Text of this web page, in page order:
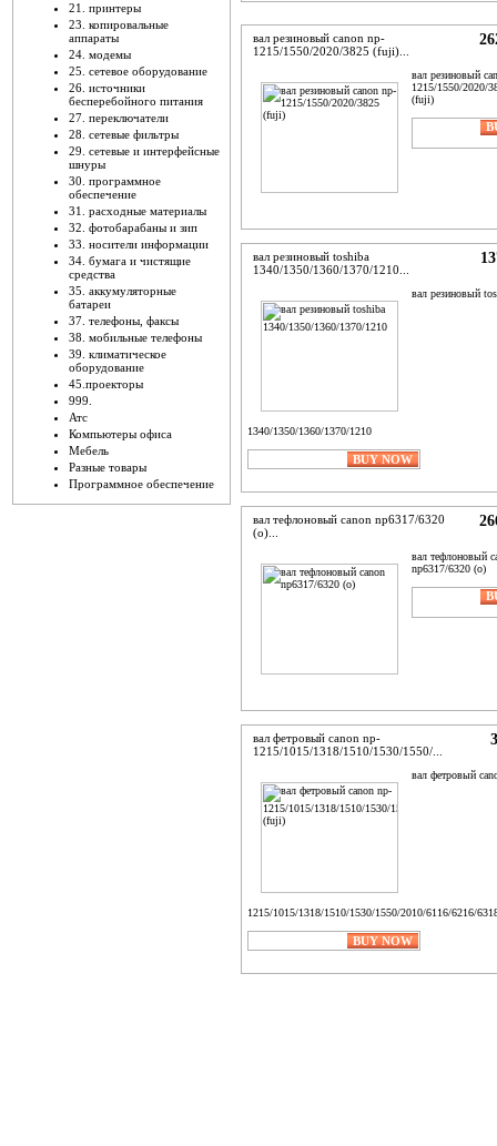
21. принтеры
23. копировальные
аппараты
24. модемы
25. сетевое оборудование
26. источники
бесперебойного питания
27. переключатели
28. сетевые фильтры
29. сетевые и интерфейсные
шнуры
30. программное
обеспечение
31. расходные материалы
32. фотобарабаны и зип
33. носители информации
34. бумага и чистящие
средства
35. аккумуляторные
батареи
37. телефоны, факсы
38. мобильные телефоны
39. климатическое
оборудование
45.проекторы
999.
Атс
Компьютеры офиса
Мебель
Разные товары
Программное обеспечение
вал резиновый canon np-
1215/1550/2020/3825 (fuji)...
вал резиновый
1215/1550/2020/
(fuji)
вал резиновый toshiba
1340/1350/1360/1370/1210...
вал резиновый
1340/1350/1360/1370/1210
BUY NOW
вал тефлоновый canon np6317/6320
(о)...
вал тефлоновый
np6317/6320 (о)
вал фетровый canon np-
1215/1015/1318/1510/1530/1550/...
вал фетровый
1215/1015/1318/1510/1530/1550/2010/6116/6216/
BUY NOW